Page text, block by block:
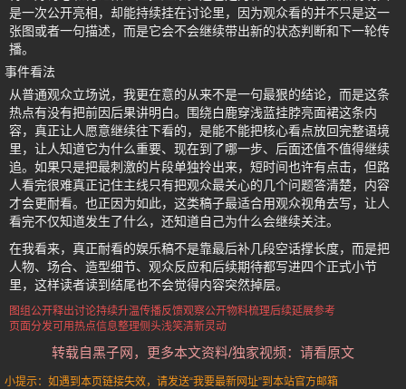
是一次公开亮相，却能持续挂在讨论里，因为观众看的并不只是这一
张图或者一句描述，而是它会不会继续带出新的状态判断和下一轮传
播。
事件看法
从普通观众立场说，我更在意的从来不是一句最狠的结论，而是这条
热点有没有把前因后果讲明白。围绕白鹿穿浅蓝挂脖亮面裙这条内
容，真正让人愿意继续往下看的，是能不能把核心看点放回完整语境
里，让人知道它为什么重要、现在到了哪一步、后面还值不值得继续
追。如果只是把最刺激的片段单独拎出来，短时间也许有点击，但路
人看完很难真正记住主线只有把观众最关心的几个问题答清楚，内容
才会更耐看。也正因为如此，这类稿子最适合用观众视角去写，让人
看完不仅知道发生了什么，还知道自己为什么会继续关注。
在我看来，真正耐看的娱乐稿不是靠最后补几段空话撑长度，而是把
人物、场合、造型细节、观众反应和后续期待都写进四个正式小节
里，这样读者读到结尾也不会觉得内容突然掉层。
图组公开释出讨论持续升温传播反馈观察公开物料梳理后续延展参考
页面分发可用热点信息整理侧头浅笑清新灵动
转载自黑子网，更多本文资料/独家视频：请看原文
小提示：如遇到本页链接失效，请发送“我要最新网址”到本站官方邮箱